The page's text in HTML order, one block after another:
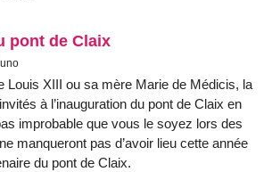
pont de Claix
Louis XIII ou sa mère Marie de Médicis, la
à l’inauguration du pont de Claix en
improbable que vous le soyez lors des
manqueront pas d’avoir lieu cette année
du pont de Claix.